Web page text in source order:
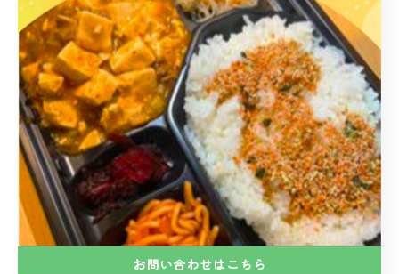
電話番号:06-6718-6571
大阪市の株式会社あふろの事業
大阪市の就労継続支援あふろ
----------------------------------------------------------
------------
就労継続支援あふろ
お問い合わせはこちら